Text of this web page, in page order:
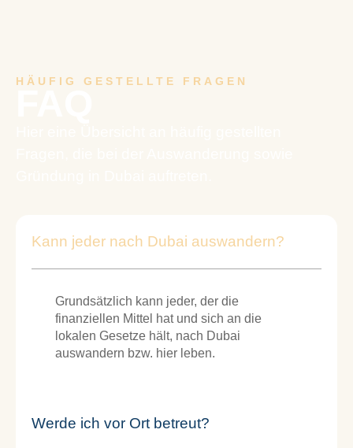
HÄUFIG GESTELLTE FRAGEN
Kann jeder nach Dubai auswandern?
Grundsätzlich kann jeder, der die
finanziellen Mittel hat und sich an die
lokalen Gesetze hält, nach Dubai
auswandern bzw. hier leben.
Werde ich vor Ort betreut?